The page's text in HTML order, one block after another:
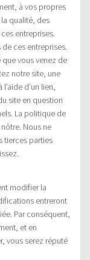
à vos propres
qualité, des
entreprises.
ces entreprises.
vous venez de
notre site, une
d’un lien,
site en question
La politique de
Nous ne
tierces parties
modifier la
entreront
Par conséquent,
et en
vous serez réputé